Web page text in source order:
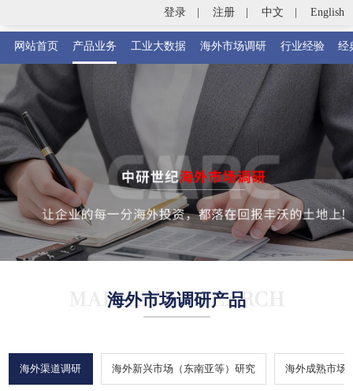
登录 注册 中文 English
网站首页 产品业务 工业大数据 海外市场调研 行业经验 经
海外市场调研产品
海外渠道调研 海外新兴市场（东南亚等）研究 海外成熟市场